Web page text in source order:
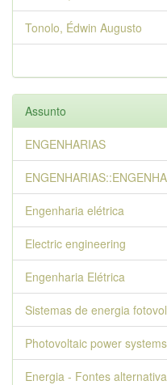
Tonolo, Édwin Augusto
Assunto
ENGENHARIAS
Engenharia elétrica
Electric engineering
Engenharia Elétrica
Sistemas de energia
Photovoltaic power systems
Energia - Fontes